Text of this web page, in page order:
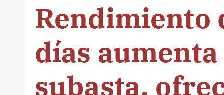
Rendimiento
días
subasta,